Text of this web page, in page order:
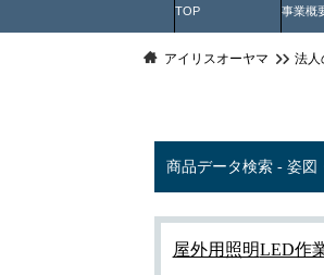
TOP 事業概
アイリスオーヤマ 法人
商品データ検索 - 姿図
屋外用照明LED作